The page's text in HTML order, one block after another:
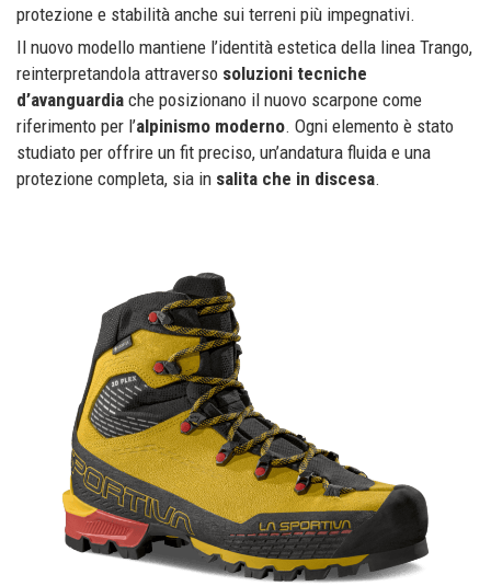
protezione e stabilità anche sui terreni più impegnativi.
Il nuovo modello mantiene l’identità estetica della linea Trango,
reinterpretandola attraverso soluzioni tecniche
d’avanguardia che posizionano il nuovo scarpone come
riferimento per l’alpinismo moderno. Ogni elemento è stato
studiato per offrire un fit preciso, un’andatura fluida e una
protezione completa, sia in salita che in discesa.